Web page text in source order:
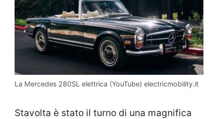
La Mercedes 280SL elettrica (YouTube) electricmobility.it
Stavolta è stato il turno di una magnifica